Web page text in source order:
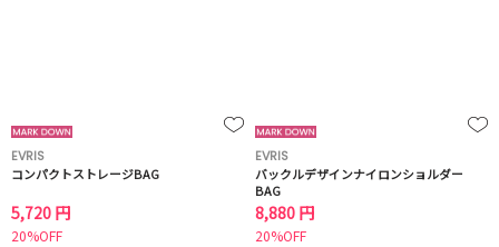
EVRIS
コンパクトストレージBAG
5,720 円
20%OFF
EVRIS
バックルデザインナイロンショルダー
BAG
8,880 円
20%OFF